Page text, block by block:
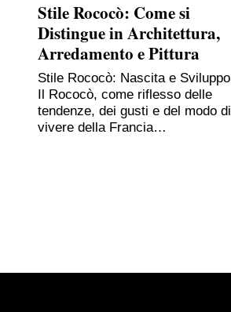
Stile Rococò: Come si
Distingue in Architettura,
Arredamento e Pittura
Stile Rococò: Nascita e Sviluppo
Il Rococò, come riflesso delle
tendenze, dei gusti e del modo di
vivere della Francia…